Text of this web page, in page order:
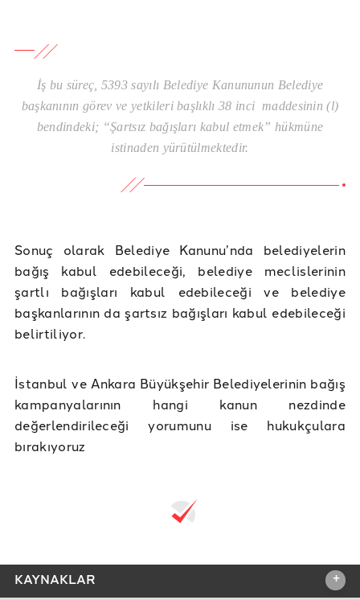
İş bu süreç, 5393 sayılı Belediye Kanununun Belediye
başkanının görev ve yetkileri başlıklı 38 inci maddesinin (l)
bendindeki; “Şartsız bağışları kabul etmek” hükmüne
istinaden yürütülmektedir.
Sonuç olarak Belediye Kanunu’nda belediyelerin
bağış kabul edebileceği, belediye meclislerinin
şartlı bağışları kabul edebileceği ve belediye
başkanlarının da şartsız bağışları kabul edebileceği
belirtiliyor.
İstanbul ve Ankara Büyükşehir Belediyelerinin bağış
kampanyalarının hangi kanun nezdinde
değerlendirileceği yorumunu ise hukukçulara
bırakıyoruz
KAYNAKLAR +